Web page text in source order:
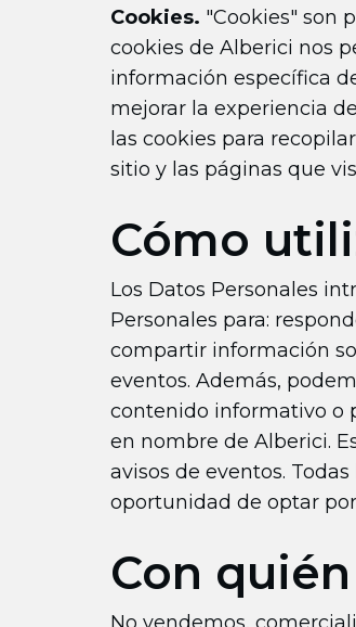
Cookies. "Cookies" son
cookies de Alberici nos
información específica
mejorar la experiencia
las cookies para
sitio y las páginas que
Cómo
Los Datos Personales
Personales para:
compartir información
eventos. Además,
contenido informativo o
en nombre de Alberici.
avisos de eventos.
oportunidad de optar
Con